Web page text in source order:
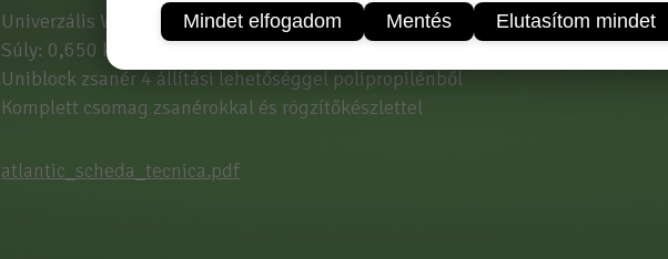
Univerzális WC-ülőke, törhetetlen polipropilén gyantából
Súly: 0,650 kg
Uniblock zsanér 4 állítási lehetőséggel polipropilénből
Komplett csomag zsanérokkal és rögzítőkészlettel
atlantic_scheda_tecnica.pdf
Mindet elfogadom Mentés Elutasítom mindet